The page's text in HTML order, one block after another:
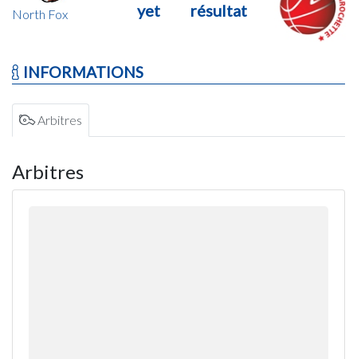
North Fox
yet
résultat
INFORMATIONS
Arbitres
Arbitres